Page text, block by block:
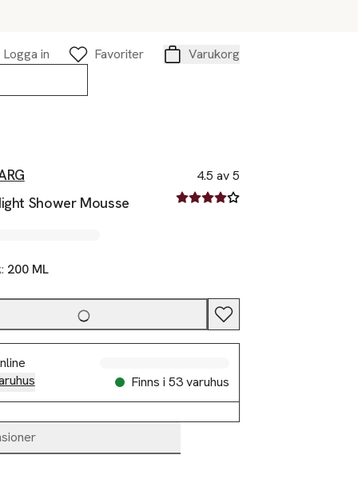
Logga in
Favoriter
Varukorg
Shower Mousse
4.5 av 5
4.5 av fem stjärnor
200 ML
Finns i 53 varuhus